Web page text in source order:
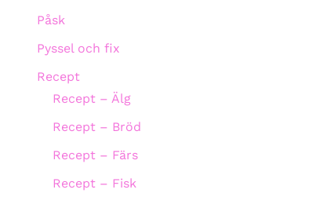
Påsk
Pyssel och fix
Recept
Recept – Älg
Recept – Bröd
Recept – Färs
Recept – Fisk